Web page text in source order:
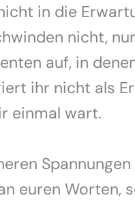
in die
nicht,
auf, in
ihr nicht als
einmal wart.
euren Worten,